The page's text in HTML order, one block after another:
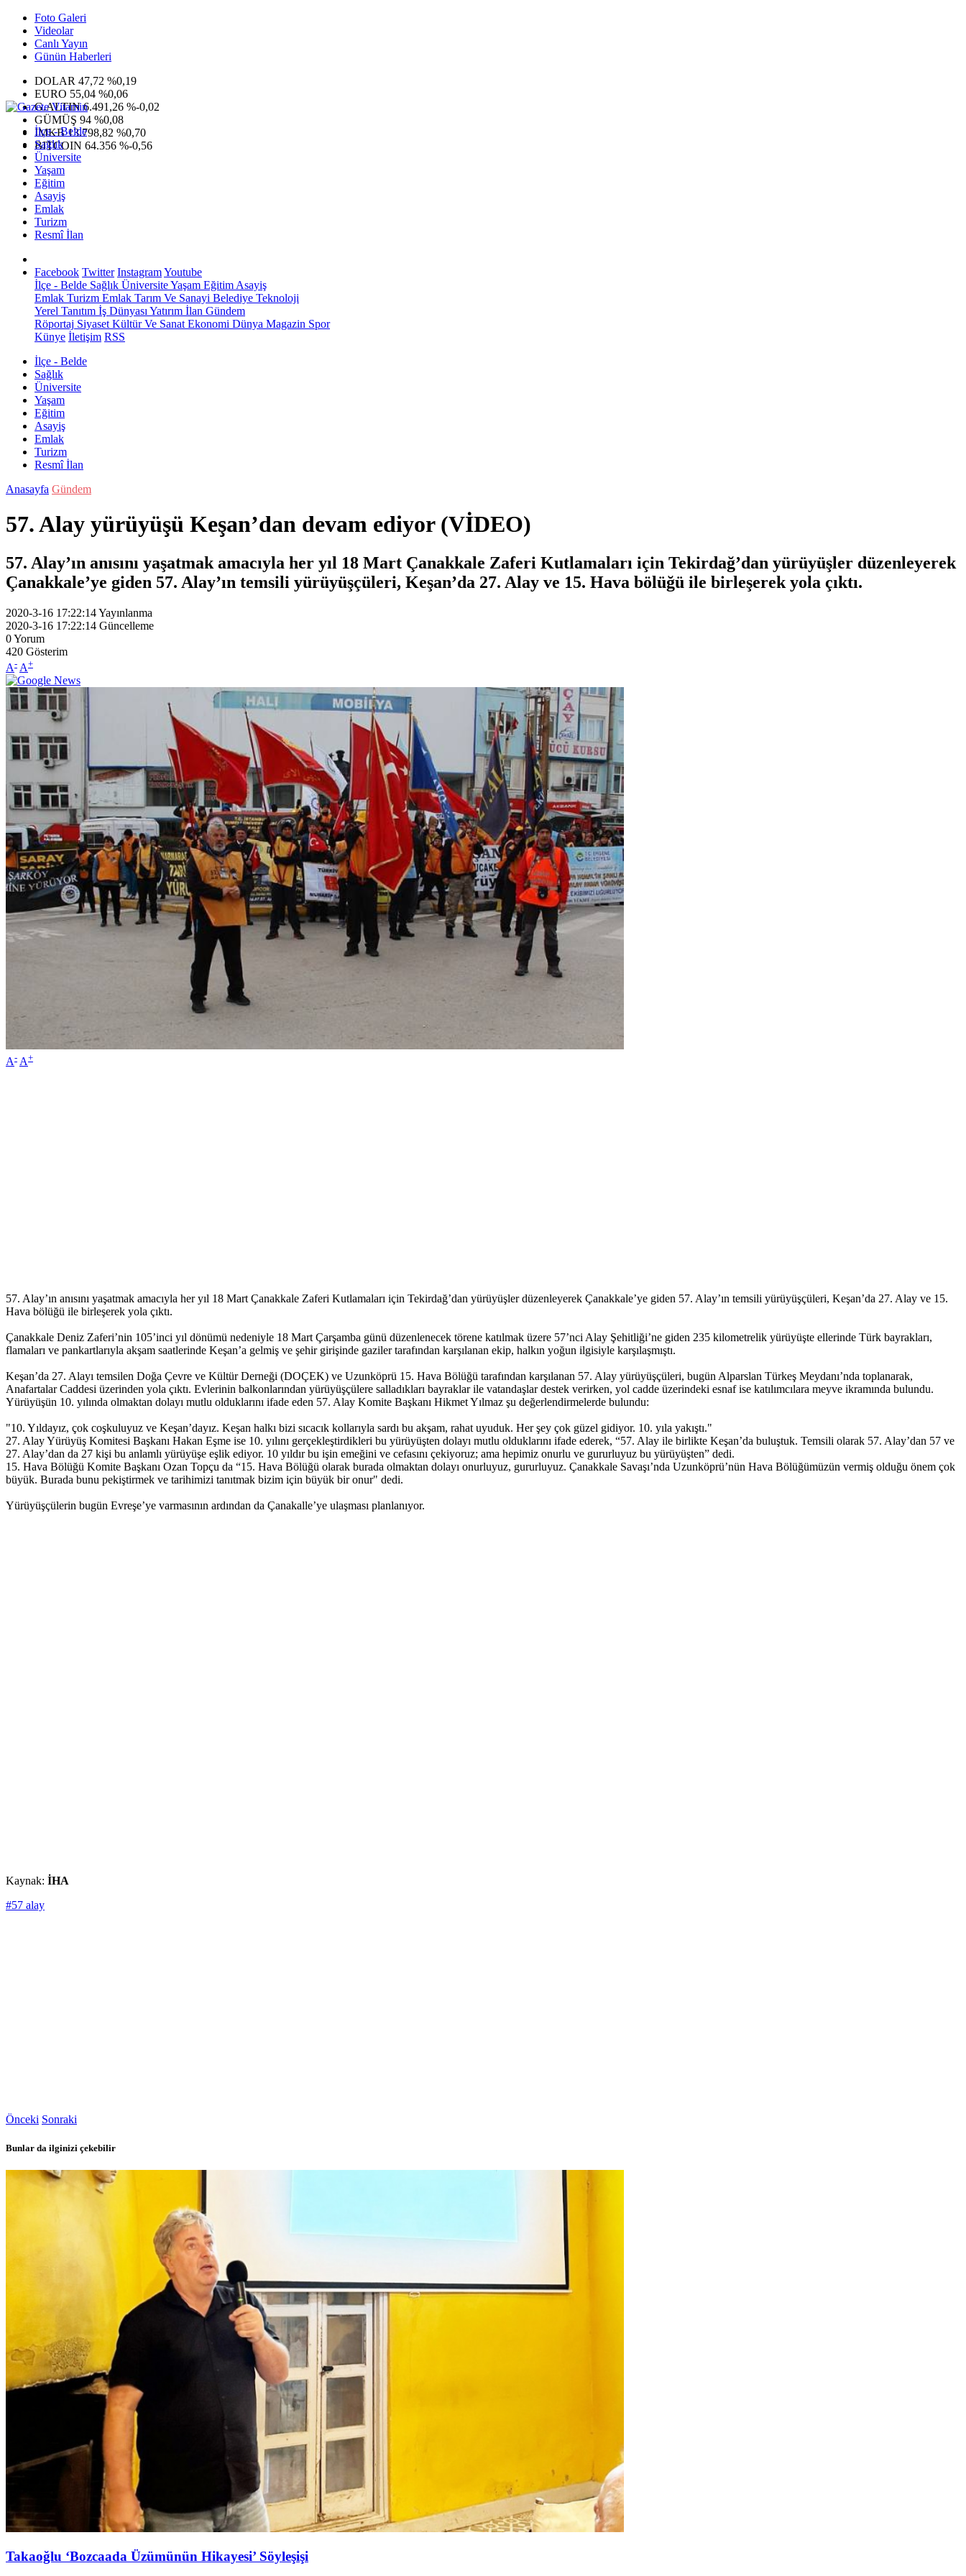
Foto Galeri
Videolar
Canlı Yayın
Günün Haberleri
DOLAR 47,72 %0,19
EURO 55,04 %0,06
G.ALTIN6.491,26 %-0,02
GÜMÜŞ 94 %0,08
IMKB13.798,82 %0,70
BITCOIN 64.356 %-0,56
İlçe - Belde
Sağlık
Üniversite
Yaşam
Eğitim
Asayiş
Emlak
Turizm
Resmî İlan
Facebook Twitter InstagramYoutube
İlçe - Belde Sağlık ÜniversiteYaşam Eğitim Asayiş
Emlak Turizm Emlak Tarım Ve Sanayi Belediye Teknoloji
Yerel Tanıtım İş Dünyası Yatırım İlan Gündem
Röportaj Siyaset Kültür Ve Sanat Ekonomi Dünya Magazin Spor
Künye İletişim RSS
İlçe - Belde
Sağlık
Üniversite
Yaşam
Eğitim
Asayiş
Emlak
Turizm
Resmî İlan
Anasayfa Gündem
57. Alay yürüyüşü Keşan’dan devam ediyor (VİDEO)
57. Alay’ın anısını yaşatmak amacıyla her yıl 18 Mart Çanakkale Zaferi Kutlamaları için Tekirdağ’dan yürüyüşler düzenleyerek
Çanakkale’ye giden 57. Alay’ın temsili yürüyüşçüleri, Keşan’da 27. Alay ve 15. Hava bölüğü ile birleşerek yola çıktı.
2020-3-16 17:22:14Yayınlanma
2020-3-16 17:22:14 Güncelleme
0Yorum
420 Gösterim
A- A+
A- A+
57. Alay’ın anısını yaşatmak amacıyla her yıl 18 Mart Çanakkale Zaferi Kutlamaları için Tekirdağ’dan yürüyüşler düzenleyerek Çanakkale’ye giden 57. Alay’ın temsili yürüyüşçüleri, Keşan’da 27. Alay ve 15.
Hava bölüğü ile birleşerek yola çıktı.
Çanakkale Deniz Zaferi’nin 105’inci yıl dönümü nedeniyle 18 Mart Çarşamba günü düzenlenecek törene katılmak üzere 57’nci Alay Şehitliği’ne giden 235 kilometrelik yürüyüşte ellerinde Türk bayrakları,
flamaları ve pankartlarıyla akşam saatlerinde Keşan’a gelmiş ve şehir girişinde gaziler tarafından karşılanan ekip, halkın yoğun ilgisiyle karşılaşmıştı.
Keşan’da 27. Alayı temsilen Doğa Çevre ve Kültür Derneği (DOÇEK) ve Uzunköprü 15. Hava Bölüğü tarafından karşılanan 57. Alay yürüyüşçüleri, bugün Alparslan Türkeş Meydanı’nda toplanarak,
Anafartalar Caddesi üzerinden yola çıktı. Evlerinin balkonlarından yürüyüşçülere salladıkları bayraklar ile vatandaşlar destek verirken, yol cadde üzerindeki esnaf ise katılımcılara meyve ikramında bulundu.
Yürüyüşün 10. yılında olmaktan dolayı mutlu olduklarını ifade eden 57. Alay Komite Başkanı Hikmet Yılmaz şu değerlendirmelerde bulundu:
"10. Yıldayız, çok coşkuluyuz ve Keşan’dayız. Keşan halkı bizi sıcacık kollarıyla sardı bu akşam, rahat uyuduk. Her şey çok güzel gidiyor. 10. yıla yakıştı."
27. Alay Yürüyüş Komitesi Başkanı Hakan Eşme ise 10. yılını gerçekleştirdikleri bu yürüyüşten dolayı mutlu olduklarını ifade ederek, “57. Alay ile birlikte Keşan’da buluştuk. Temsili olarak 57. Alay’dan 57 ve
27. Alay’dan da 27 kişi bu anlamlı yürüyüşe eşlik ediyor. 10 yıldır bu işin emeğini ve cefasını çekiyoruz; ama hepimiz onurlu ve gururluyuz bu yürüyüşten” dedi.
15. Hava Bölüğü Komite Başkanı Ozan Topçu da “15. Hava Bölüğü olarak burada olmaktan dolayı onurluyuz, gururluyuz. Çanakkale Savaşı’nda Uzunköprü’nün Hava Bölüğümüzün vermiş olduğu önem çok
büyük. Burada bunu pekiştirmek ve tarihimizi tanıtmak bizim için büyük bir onur" dedi.
Yürüyüşçülerin bugün Evreşe’ye varmasının ardından da Çanakalle’ye ulaşması planlanıyor.
Kaynak: İHA
#57 alay
Önceki Sonraki
Bunlar da ilginizi çekebilir
Takaoğlu ‘Bozcaada Üzümünün Hikayesi’ Söyleşişi